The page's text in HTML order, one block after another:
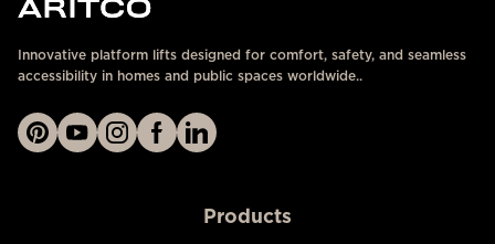
Innovative platform lifts designed for comfort, safety, and seamless
accessibility in homes and public spaces worldwide..
Products